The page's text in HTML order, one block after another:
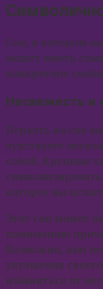
Сон, в котором
может иметь
конкретное
Несвежесть и
Перхоть во сне
чувствуете
собой. Крупные
которое вы
Этот сон может
пониманию
Возможно, вам
улучшения
избавиться от